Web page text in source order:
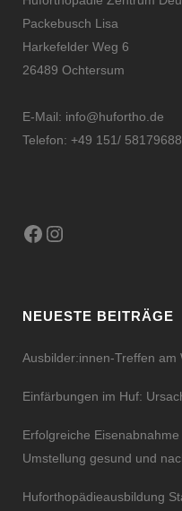
Packebusch Lisa
Harkefelder Weg 6
26489 Ochtersum
E-Mail: info@hufortho.de
Telefon: +49 151/ 58179688
Facebook
Instagram
NEUESTE BEITRÄGE
Ausbilder:innen-Treffen am
Einfärbungen im Huf:
Erfolgreiche
Umstellung gesund und
Huforthopädieausbildung